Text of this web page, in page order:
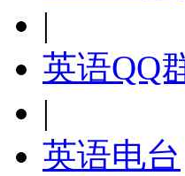
|
英语QQ
|
英语电台